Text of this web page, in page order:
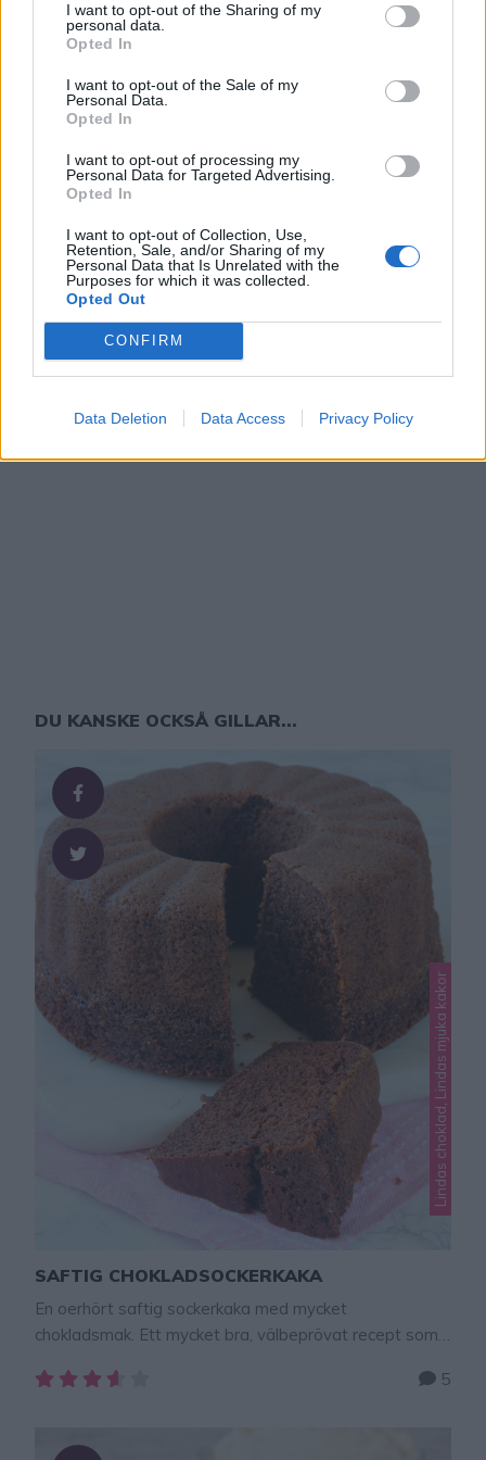
I want to opt-out of the Sharing of my
personal data.
Opted In
I want to opt-out of the Sale of my
Personal Data.
Opted In
I want to opt-out of processing my
Personal Data for Targeted Advertising.
Opted In
I want to opt-out of Collection, Use,
Retention, Sale, and/or Sharing of my
Personal Data that Is Unrelated with the
Purposes for which it was collected.
Opted Out
CONFIRM
Data Deletion Data Access Privacy Policy
DU KANSKE OCKSÅ GILLAR...
Lindas choklad, Lindas mjuka kakor
SAFTIG CHOKLADSOCKERKAKA
En oerhört saftig sockerkaka med mycket
chokladsmak. Ett mycket bra, välbeprövat recept som
gärna lindasbakskola på Instagram (klicka
5